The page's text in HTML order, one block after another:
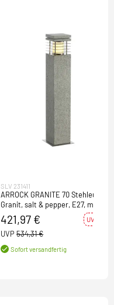
SLV 231411
ARROCK GRANITE 70 Stehleuchte
Granit, salt & pepper, E27, max.
15W
421,97 € UVP -21%
UVP 534,31 €
Sofort versandfertig